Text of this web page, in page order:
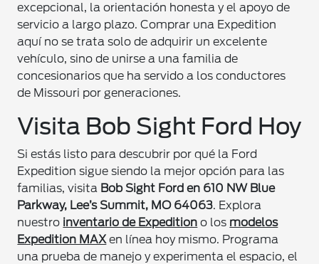
excepcional, la orientación honesta y el apoyo de
servicio a largo plazo. Comprar una Expedition
aquí no se trata solo de adquirir un excelente
vehículo, sino de unirse a una familia de
concesionarios que ha servido a los conductores
de Missouri por generaciones.
Visita Bob Sight Ford Hoy
Si estás listo para descubrir por qué la Ford
Expedition sigue siendo la mejor opción para las
familias, visita Bob Sight Ford en 610 NW Blue
Parkway, Lee’s Summit, MO 64063. Explora
nuestro inventario de Expedition o los modelos
Expedition MAXen línea hoy mismo. Programa
una prueba de manejo y experimenta el espacio, el